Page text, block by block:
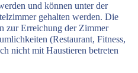
und können unter der
gehalten werden. Die
zur Erreichung der Zimmer
(Restaurant, Fitness,
nicht mit Haustieren betreten